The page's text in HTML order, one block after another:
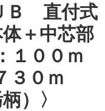
Ｂ 直付式
体＋中芯部
１００ｍ
３０ｍ
）〉